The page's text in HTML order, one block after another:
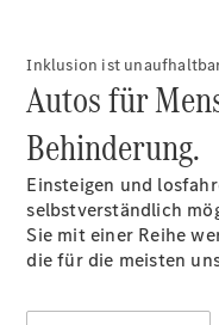
Store
Inklusion ist
Autos für
Behinderung.
Einsteigen und
selbstverständlich
Sie mit einer Reihe
die für die meisten